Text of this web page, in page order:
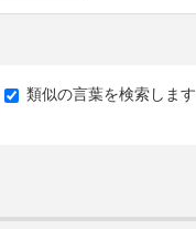
類似の言葉を検索します